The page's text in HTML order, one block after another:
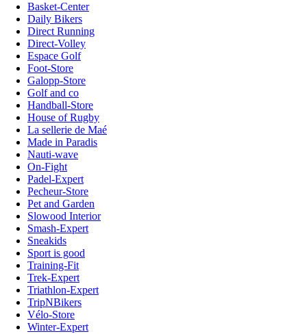
Basket-Center
Daily Bikers
Direct Running
Direct-Volley
Espace Golf
Foot-Store
Galopp-Store
Golf and co
Handball-Store
House of Rugby
La sellerie de Maé
Made in Paradis
Nauti-wave
On-Fight
Padel-Expert
Pecheur-Store
Pet and Garden
Slowood Interior
Smash-Expert
Sneakids
Sport is good
Training-Fit
Trek-Expert
Triathlon-Expert
TripNBikers
Vélo-Store
Winter-Expert